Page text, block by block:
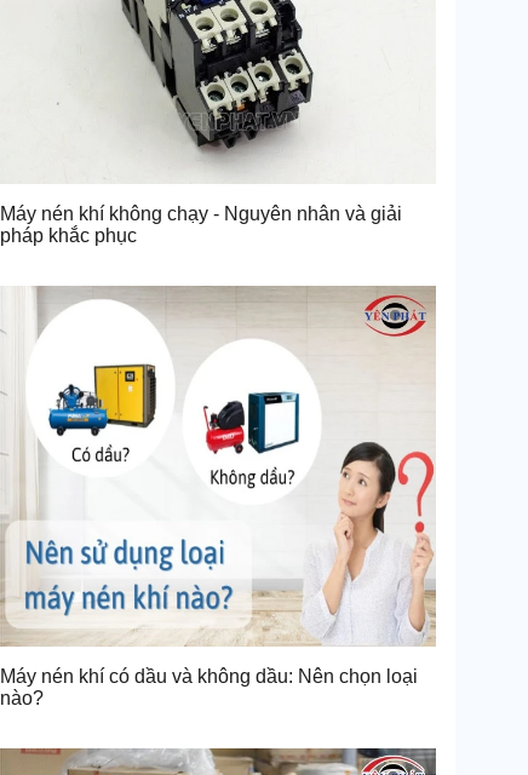
Máy nén khí không chạy - Nguyên nhân và giải
pháp khắc phục
Máy nén khí có dầu và không dầu: Nên chọn loại
nào?